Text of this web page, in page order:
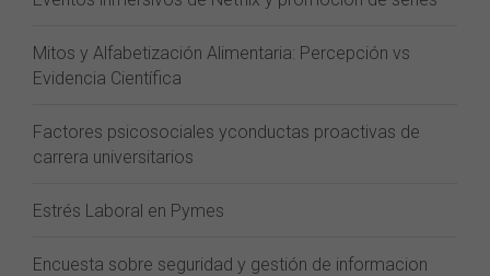
Mitos y Alfabetización Alimentaria: Percepción vs
Evidencia Científica
Factores psicosociales yconductas proactivas de
carrera universitarios
Estrés Laboral en Pymes
Encuesta sobre seguridad y gestión de informacion